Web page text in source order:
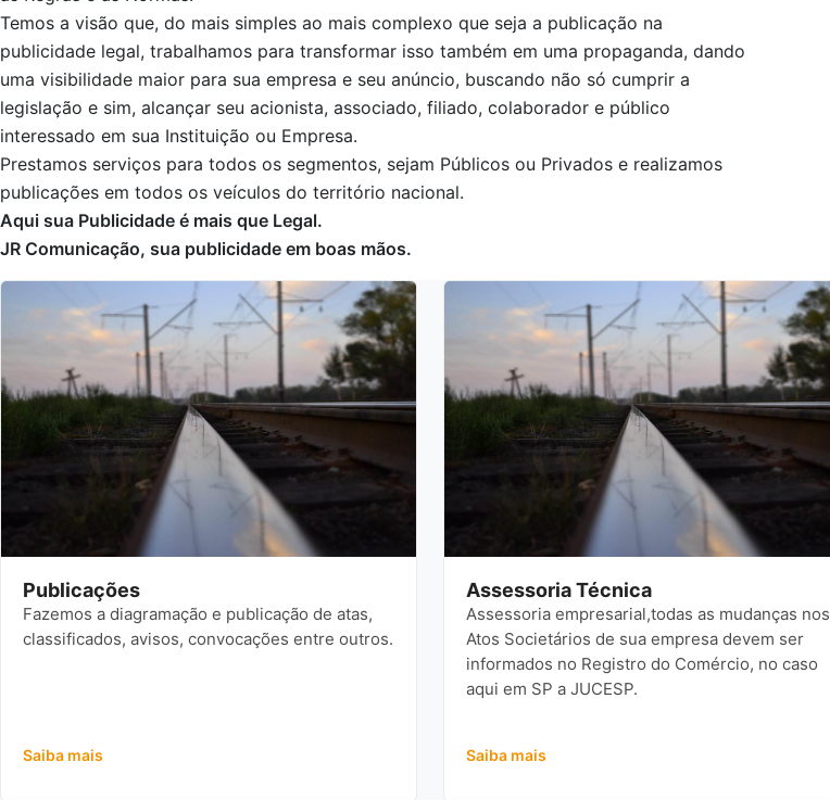
Temos a visão que, do mais simples ao mais complexo que seja a publicação na
publicidade legal, trabalhamos para transformar isso também em uma propaganda, dando
uma visibilidade maior para sua empresa e seu anúncio, buscando não só cumprir a
legislação e sim, alcançar seu acionista, associado, filiado, colaborador e público
interessado em sua Instituição ou Empresa.
Prestamos serviços para todos os segmentos, sejam Públicos ou Privados e realizamos
publicações em todos os veículos do território nacional.
Aqui sua Publicidade é mais que Legal.
JR Comunicação, sua publicidade em boas mãos.
Publicações
Fazemos a diagramação e publicação de atas,
classificados, avisos, convocações entre outros.
Saiba mais
Assessoria Técnica
Assessoria empresarial,todas as mudanças nos
Atos Societários de sua empresa devem ser
informados no Registro do Comércio, no caso
aqui em SP a JUCESP.
Saiba mais